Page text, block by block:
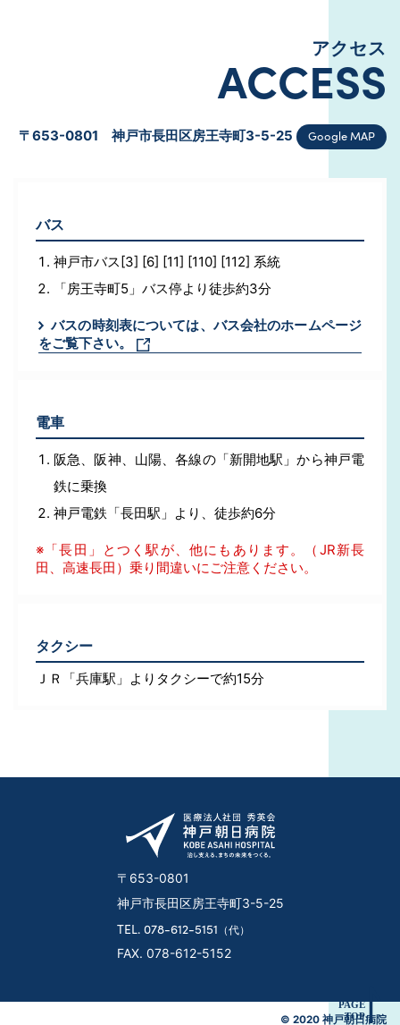
アクセス
ACCESS
〒653-0801 神戸市長田区房王寺町3-5-25 Google MAP
バス
神戸市バス[3] [6] [11] [110] [112] 系統
「房王寺町5」バス停より徒歩約3分
バスの時刻表については、バス会社のホームページ
をご覧下さい。
電車
阪急、阪神、山陽、各線の「新開地駅」から神戸電
鉄に乗換
神戸電鉄「長田駅」より、徒歩約6分
※「長田」とつく駅が、他にもあります。（JR新長
田、高速長田）乗り間違いにご注意ください。
タクシー
ＪＲ「兵庫駅」よりタクシーで約15分
〒653-0801
神戸市長田区房王寺町3-5-25
TEL. 078-612-5151 （代）
FAX. 078-612-5152
© 2020 神戸朝日病院